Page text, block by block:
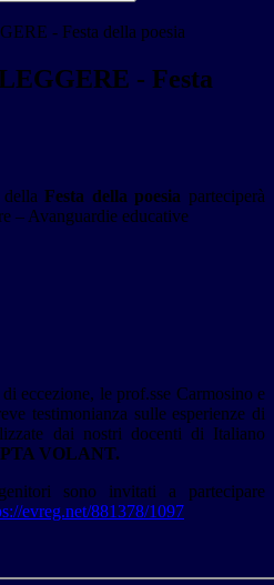
- Festa della poesia
- Festa
dellaFesta della poesia parteciperà
– Avanguardie educative
eccezione, le prof.sse Carmosino e
testimonianza sulle esperienze di
dai nostri docenti di Italiano
VOLANT.
sono invitati a partecipare
evreg.net/881378/1097